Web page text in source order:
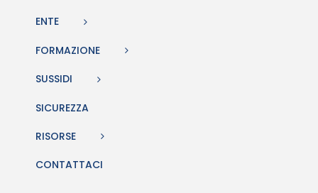
ENTE
FORMAZIONE
SUSSIDI
SICUREZZA
RISORSE
CONTATTACI